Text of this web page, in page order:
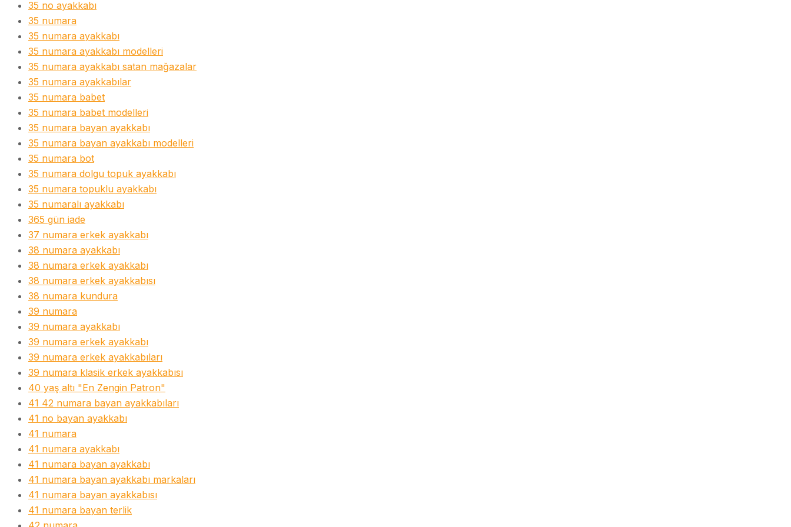
35 no ayakkabı
35 numara
35 numara ayakkabı
35 numara ayakkabı modelleri
35 numara ayakkabı satan mağazalar
35 numara ayakkabılar
35 numara babet
35 numara babet modelleri
35 numara bayan ayakkabı
35 numara bayan ayakkabı modelleri
35 numara bot
35 numara dolgu topuk ayakkabı
35 numara topuklu ayakkabı
35 numaralı ayakkabı
365 gün iade
37 numara erkek ayakkabı
38 numara ayakkabı
38 numara erkek ayakkabı
38 numara erkek ayakkabısı
38 numara kundura
39 numara
39 numara ayakkabı
39 numara erkek ayakkabı
39 numara erkek ayakkabıları
39 numara klasik erkek ayakkabısı
40 yaş altı "En Zengin Patron"
41 42 numara bayan ayakkabıları
41 no bayan ayakkabı
41 numara
41 numara ayakkabı
41 numara bayan ayakkabı
41 numara bayan ayakkabı markaları
41 numara bayan ayakkabısı
41 numara bayan terlik